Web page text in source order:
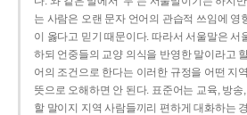
는 사람은 오랜 문자 언어의 관습적 쓰임에 영
이 옳다고 믿기 때문이다. 따라서 서울말은 서
하되 언중들의 교양 의식을 반영한 말이라고
어의 조건으로 한다는 이러한 규정을 어떤 지
뜻으로 오해하면 안 된다. 표준어는 교육, 방
할 말이지 지역 사람들끼리 편하게 대화하는